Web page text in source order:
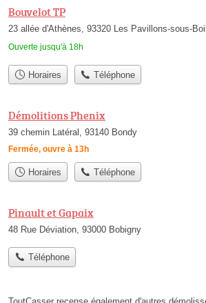
Bouvelot TP
23 allée d'Athènes, 93320 Les Pavillons-sous-
Ouverte jusqu'à 18h
Horaires Téléphone
Démolitions Phenix
39 chemin Latéral, 93140 Bondy
Fermée, ouvre à 13h
Horaires Téléphone
Pinault et Gapaix
48 Rue Déviation, 93000 Bobigny
Téléphone